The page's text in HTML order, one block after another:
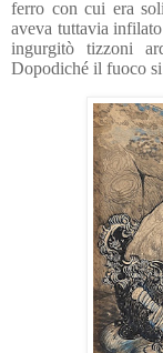
ferro con cui era
aveva tuttavia
ingurgitò tizzoni
Dopodiché il fuoco si